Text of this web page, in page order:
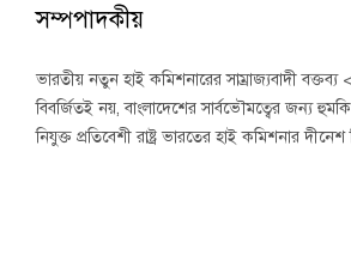
সম্পপাদকীয়
ভারতীয় নতুন হাই কমিশনারের সাম্রাজ্যবাদী বক্তব্য
বিবর্জিতই নয়, বাংলাদেশের সার্বভৌমত্বের জন্য হুমকি
নিযুক্ত প্রতিবেশী রাষ্ট্র ভারতের হাই কমিশনার